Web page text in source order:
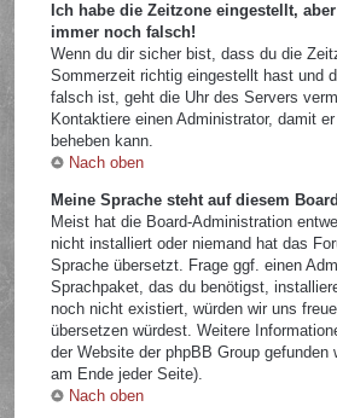
Ich habe die Zeitzone eingestellt,
immer noch falsch!
Wenn du dir sicher bist, dass du die
Sommerzeit richtig eingestellt hast und
falsch ist, geht die Uhr des Servers
Kontaktiere einen Administrator, damit
beheben kann.
Nach oben
Meine Sprache steht auf diesem
Meist hat die Board-Administration
nicht installiert oder niemand hat das
Sprache übersetzt. Frage ggf. einen
Sprachpaket, das du benötigst,
noch nicht existiert, würden wir uns
übersetzen würdest. Weitere
der Website der phpBB Group gefunden
am Ende jeder Seite).
Nach oben